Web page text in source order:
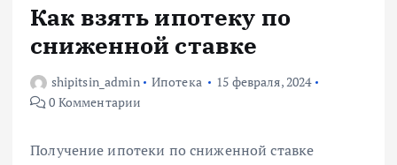
Как взять ипотеку по
сниженной ставке
shipitsin_admin Ипотека
15 февраля, 2024
0 Комментарии
Получение ипотеки по сниженной ставке